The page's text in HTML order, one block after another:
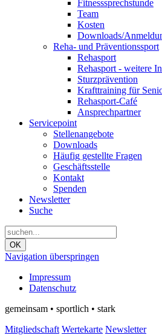
Fitnesssprechstunde
Team
Kosten
Downloads/
Reha- und Präventionssport
Rehasport
Rehasport - weitere
Sturzprävention
Krafttraining für
Rehasport-Café
Ansprechpartner
Servicepoint
Stellenangebote
Downloads
Häufig gestellte Fragen
Geschäftsstelle
Kontakt
Spenden
Newsletter
Suche
OK
Navigation überspringen
Impressum
Datenschutz
gemeinsam • sportlich • stark
Mitgliedschaft Wertekarte Newsletter